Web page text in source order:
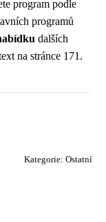
program podle
programů
dalších
na stránce 171.
Kategorie: Ostatní